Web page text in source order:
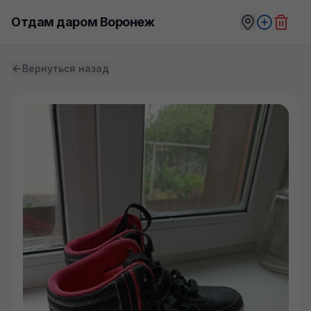
Отдам даром Воронеж
Вернуться назад